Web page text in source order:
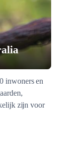
inwoners en
zijn voor